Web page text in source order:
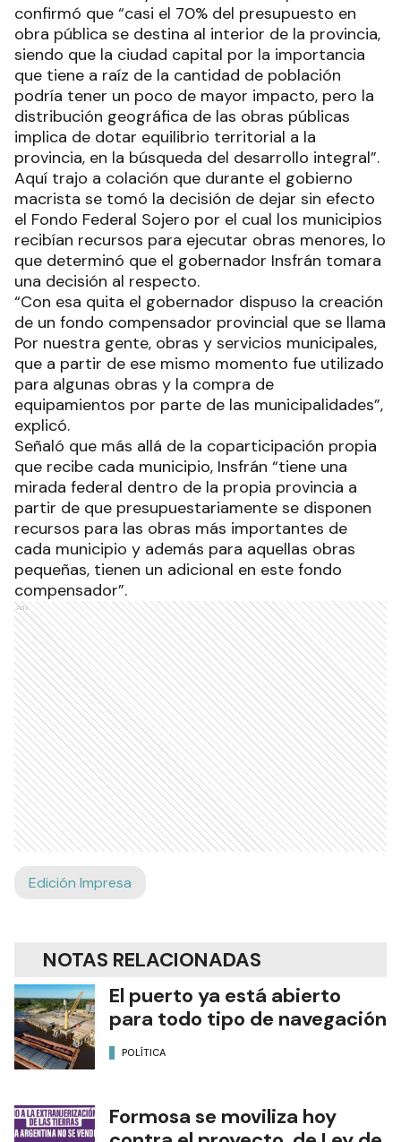
confirmó que “casi el 70% del presupuesto en
obra pública se destina al interior de la provincia,
siendo que la ciudad capital por la importancia
que tiene a raíz de la cantidad de población
podría tener un poco de mayor impacto, pero la
distribución geográfica de las obras públicas
implica de dotar equilibrio territorial a la
provincia, en la búsqueda del desarrollo integral”.
Aquí trajo a colación que durante el gobierno
macrista se tomó la decisión de dejar sin efecto
el Fondo Federal Sojero por el cual los municipios
recibían recursos para ejecutar obras menores, lo
que determinó que el gobernador Insfrán tomara
una decisión al respecto.
“Con esa quita el gobernador dispuso la creación
de un fondo compensador provincial que se llama
Por nuestra gente, obras y servicios municipales,
que a partir de ese mismo momento fue utilizado
para algunas obras y la compra de
equipamientos por parte de las municipalidades”,
explicó.
Señaló que más allá de la coparticipación propia
que recibe cada municipio, Insfrán “tiene una
mirada federal dentro de la propia provincia a
partir de que presupuestariamente se disponen
recursos para las obras más importantes de
cada municipio y además para aquellas obras
pequeñas, tienen un adicional en este fondo
compensador”.
Ads
Edición Impresa
NOTAS RELACIONADAS
El puerto ya está abierto
para todo tipo de navegación
POLÍTICA
Formosa se moviliza hoy